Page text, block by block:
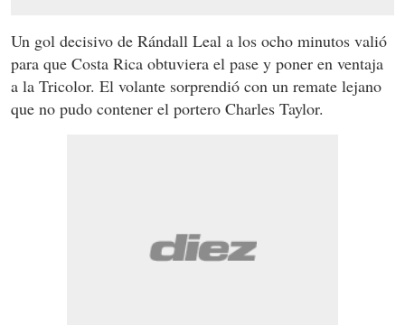
Un gol decisivo de Rándall Leal a los ocho minutos valió
para que Costa Rica obtuviera el pase y poner en ventaja
a la Tricolor. El volante sorprendió con un remate lejano
que no pudo contener el portero Charles Taylor.